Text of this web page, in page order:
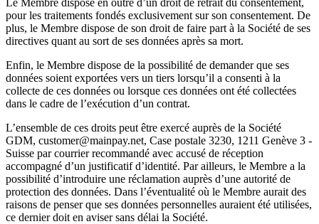
Le Membre dispose en outre d’un droit de retrait du consentement,
pour les traitements fondés exclusivement sur son consentement. De
plus, le Membre dispose de son droit de faire part à la Société de ses
directives quant au sort de ses données après sa mort.
Enfin, le Membre dispose de la possibilité de demander que ses
données soient exportées vers un tiers lorsqu’il a consenti à la
collecte de ces données ou lorsque ces données ont été collectées
dans le cadre de l’exécution d’un contrat.
L’ensemble de ces droits peut être exercé auprès de la Société
GDM, customer@mainpay.net, Case postale 3230, 1211 Genève 3 -
Suisse par courrier recommandé avec accusé de réception
accompagné d’un justificatif d’identité. Par ailleurs, le Membre a la
possibilité d’introduire une réclamation auprès d’une autorité de
protection des données. Dans l’éventualité où le Membre aurait des
raisons de penser que ses données personnelles auraient été utilisées,
ce dernier doit en aviser sans délai la Société.